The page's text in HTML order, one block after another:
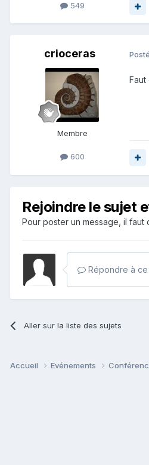
549
crioceras
Membre
600
Faut
Rejoindre le sujet
Pour poster un message, il faut
Répondre à
Aller sur la liste des sujets
Accueil Evénements